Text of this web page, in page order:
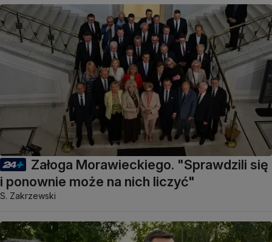
Załoga Morawieckiego. "Sprawdzili się
i ponownie może na nich liczyć"
S. Zakrzewski